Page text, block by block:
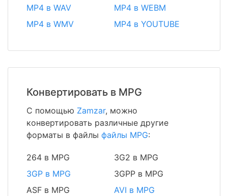
MP4 в WAV
MP4 в WEBM
MP4 в WMV
MP4 в YOUTUBE
Конвертировать в MPG
С помощью Zamzar, можно
конвертировать различные другие
форматы в файлы файлы MPG:
264 в MPG
3G2 в MPG
3GP в MPG
3GPP в MPG
ASF в MPG
AVI в MPG